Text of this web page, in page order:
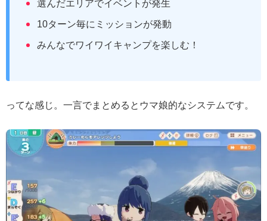
選んだエリアでイベントが発生
10ターン毎にミッションが発動
みんなでワイワイキャンプを楽しむ！
ってな感じ。一言でまとめるとウマ娘的なシステムです。